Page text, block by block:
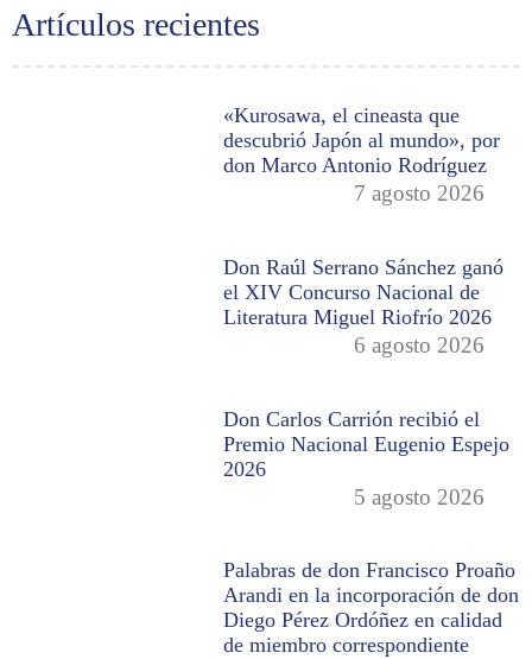
Artículos recientes
«Kurosawa, el cineasta que
descubrió Japón al mundo», por
don Marco Antonio Rodríguez
7 agosto 2026
Don Raúl Serrano Sánchez ganó
el XIV Concurso Nacional de
Literatura Miguel Riofrío 2026
6 agosto 2026
Don Carlos Carrión recibió el
Premio Nacional Eugenio Espejo
2026
5 agosto 2026
Palabras de don Francisco Proaño
Arandi en la incorporación de don
Diego Pérez Ordóñez en calidad
de miembro correspondiente